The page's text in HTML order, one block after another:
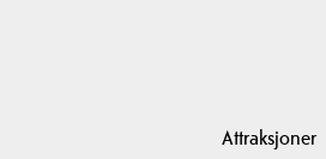
Attraksjoner